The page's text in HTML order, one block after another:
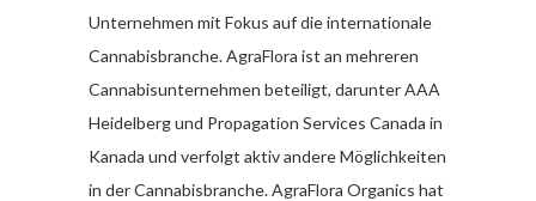
Unternehmen mit Fokus auf die internationale
Cannabisbranche. AgraFlora ist an mehreren
Cannabisunternehmen beteiligt, darunter AAA
Heidelberg und Propagation Services Canada in
Kanada und verfolgt aktiv andere Möglichkeiten
in der Cannabisbranche. AgraFlora Organics hat